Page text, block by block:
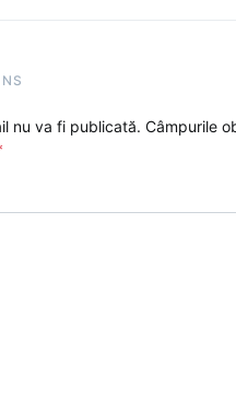
nu va fi publicată. Câmpurile